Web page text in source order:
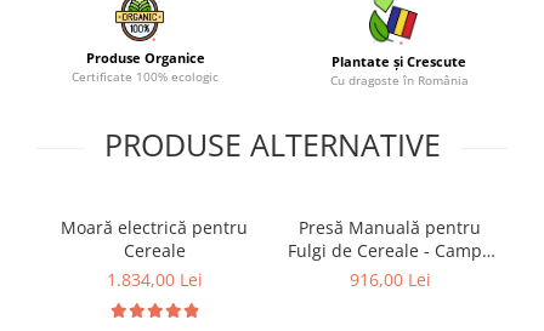
Produse Organice
Certificate 100% ecologic
Plantate și Crescute
Cu dragoste în România
PRODUSE ALTERNATIVE
Moară electrică pentru
Cereale
1.834,00 Lei
Presă Manuală pentru
Fulgi de Cereale - Campo
de la SCHNITZER
916,00 Lei